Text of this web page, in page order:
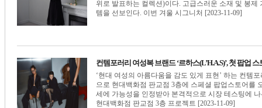
위로 발표하는 컬렉션)이다. 고급스러운 소재 및 봉
템을 선보인다. 이번 겨울 시그니처 [2023-11-09]
컨템포러리 여성복 브랜드 ‘르하스(L’H.A.S)’, 첫 팝업
‘현대 여성의 아름다움을 감도 있게 표현’ 하는 컨템
으로 현대백화점 판교점 3층에 스페셜 팝업스토어를
세에 가능성을 인정받아 본격적으로 시장 테스팅에
현대백화점 판교점 3층 프로젝트 [2023-11-09]